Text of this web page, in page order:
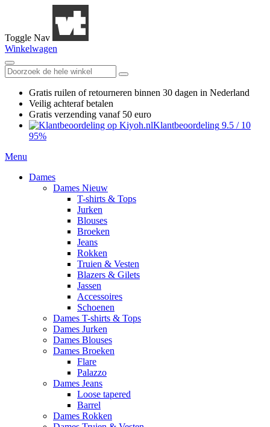
Toggle Nav
Winkelwagen
Gratis ruilen of retourneren binnen 30 dagen in Nederland
Veilig achteraf betalen
Gratis verzending vanaf 50 euro
Klantbeoordeling 9.5 / 10
95%
Menu
Dames
Dames Nieuw
T-shirts & Tops
Jurken
Blouses
Broeken
Jeans
Rokken
Truien & Vesten
Blazers & Gilets
Jassen
Accessoires
Schoenen
Dames T-shirts & Tops
Dames Jurken
Dames Blouses
Dames Broeken
Flare
Palazzo
Dames Jeans
Loose tapered
Barrel
Dames Rokken